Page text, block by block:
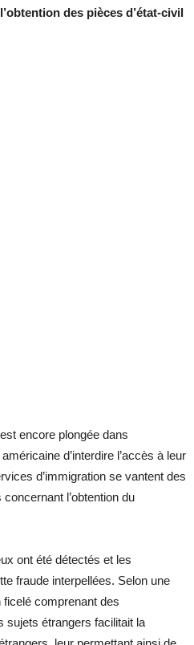
des pièces d’état-civil
encore plongée dans
d’interdire l’accès à leur
d’immigration se vantent des
l’obtention du
ont été détectés et les
fraude interpellées. Selon une
comprenant des
sujets étrangers facilitait la